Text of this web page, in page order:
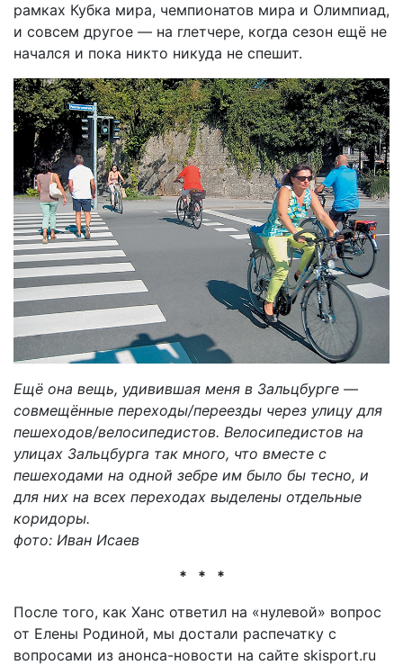
рамках Кубка мира, чемпионатов мира и Олимпиад,
и совсем другое — на глетчере, когда сезон ещё не
начался и пока никто никуда не спешит.
Ещё она вещь, удивившая меня в Зальцбурге —
совмещённые переходы/переезды через улицу для
пешеходов/велосипедистов. Велосипедистов на
улицах Зальцбурга так много, что вместе с
пешеходами на одной зебре им было бы тесно, и
для них на всех переходах выделены отдельные
коридоры.
фото: Иван Исаев
* * *
После того, как Ханс ответил на «нулевой» вопрос
от Елены Родиной, мы достали распечатку с
вопросами из анонса-новости на сайте skisport.ru